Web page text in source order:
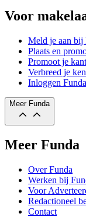
Voor
Meld je aan bij
Plaats en
Promoot je
Verbreed je
Inloggen
Meer Funda
Meer Funda
Over Funda
Werken bij
Voor
Redactioneel
Contact